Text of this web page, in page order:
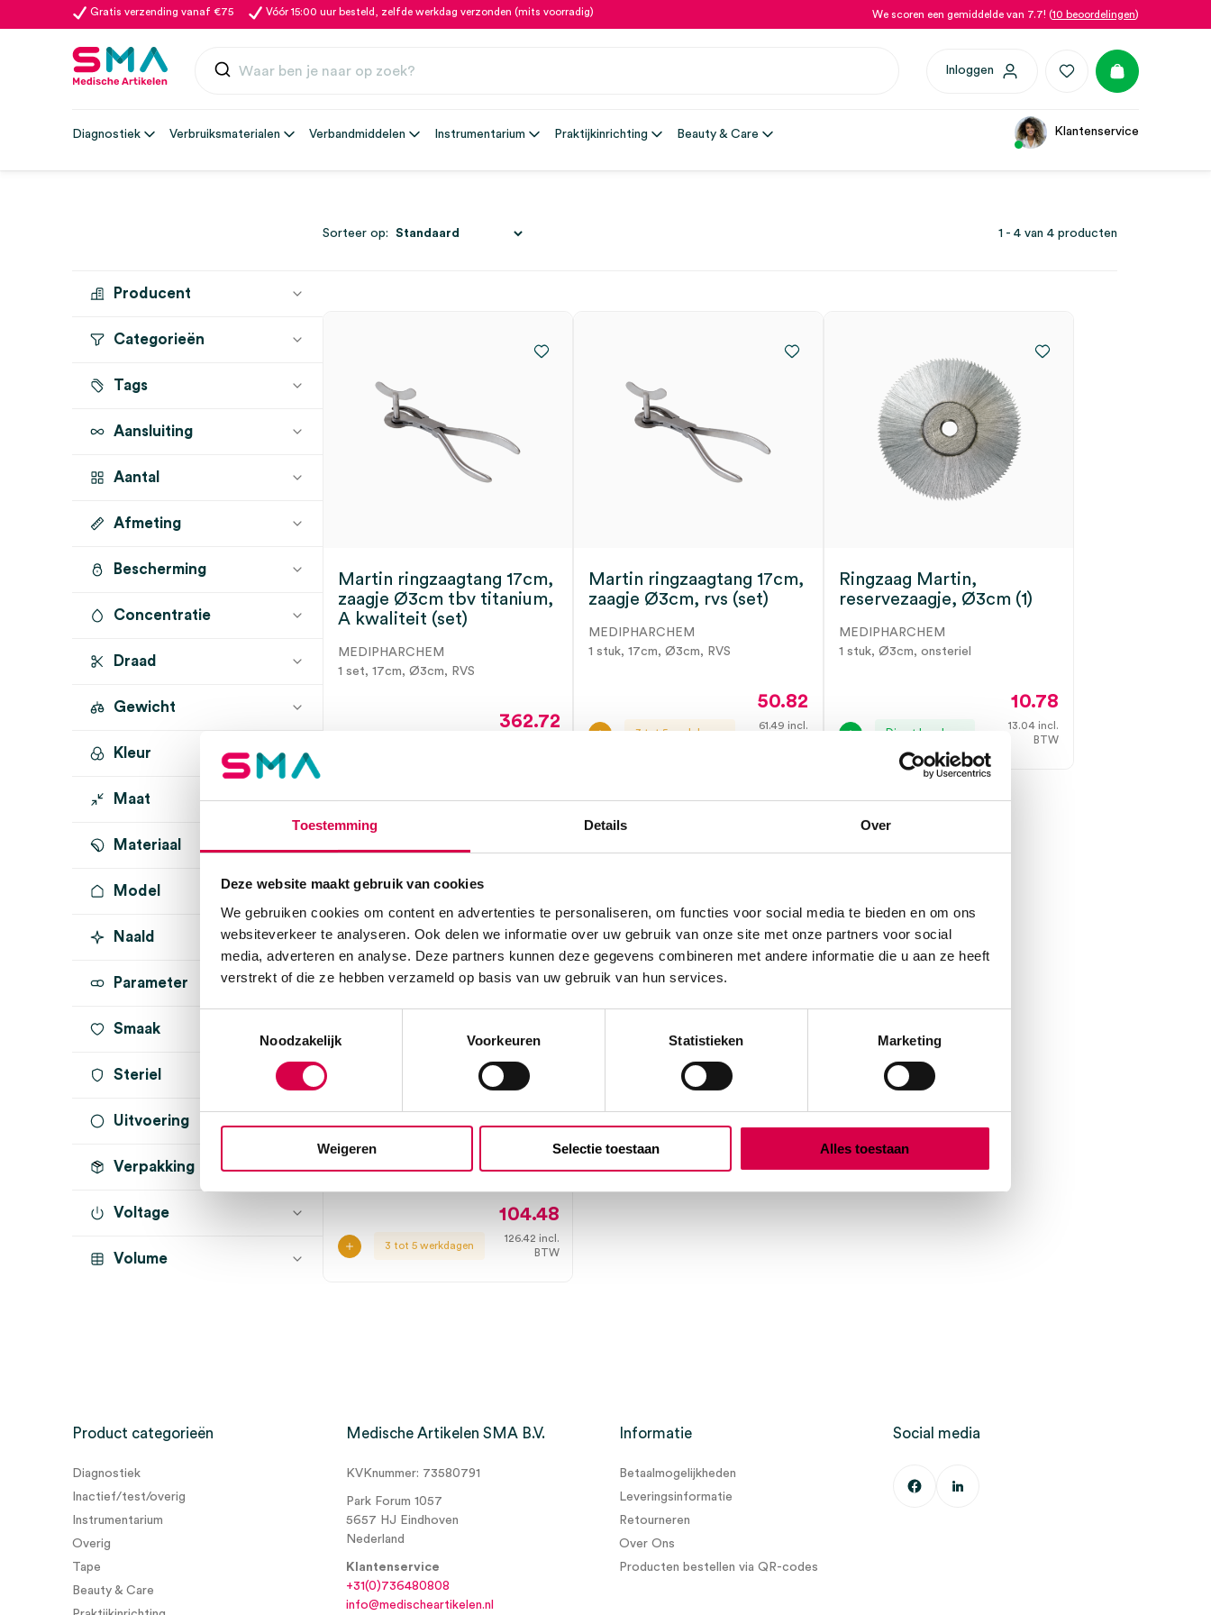
Toestemming Details Over
Deze website maakt gebruik van cookies
We gebruiken cookies om content en advertenties te personaliseren, om functies voor social media te bieden en om ons
websiteverkeer te analyseren. Ook delen we informatie over uw gebruik van onze site met onze partners voor social
media, adverteren en analyse. Deze partners kunnen deze gegevens combineren met andere informatie die u aan ze heeft
verstrekt of die ze hebben verzameld op basis van uw gebruik van hun services.
Noodzakelijk
Voorkeuren Statistieken Marketing
Weigeren Selectie toestaan Alles toestaan
Gratis verzending vanaf €75 Vóór 15:00 uur besteld, zelfde werkdag verzonden (mits voorradig) We scoren een gemiddelde van 7.7! (10 beoordelingen)
Inloggen
Diagnostiek Verbruiksmaterialen Verbandmiddelen Instrumentarium Praktijkinrichting Beauty & Care Klantenservice
Producent
MEDIPHARCHEM (4)
Categorieën
Tangen (4)
Tags
Aansluiting
Aantal
1 stuk (3)
Afmeting
Ø3cm (4)
Bescherming
Concentratie
Draad
Gewicht
Kleur
Maat
Materiaal
RVS (2)
Model
Naald
Parameter
Smaak
Steriel
onsteriel (4)
Uitvoering
A-kwaliteit (1)
Verpakking
Voltage
Volume
1 - 4 van 4 producten
Sorteer op:
Martin ringzaagtang 17cm,
zaagje Ø3cm tbv titanium,
A kwaliteit (set)
MEDIPHARCHEM
1 set, 17cm, Ø3cm, RVS
362.72
Martin ringzaagtang 17cm,
zaagje Ø3cm, rvs (set)
MEDIPHARCHEM
1 stuk, 17cm, Ø3cm, RVS
3 tot 5 werkdagen
50.82
61.49 incl.
Ringzaag Martin,
reservezaagje, Ø3cm (1)
MEDIPHARCHEM
1 stuk, Ø3cm, onsteriel
Direct leverbaar
10.78
13.04 incl.
BTW
reservezaagje, Ø3cm tbv
titanium, A kwaliteit (1)
MEDIPHARCHEM
3 tot 5 werkdagen
104.48
126.42 incl.
BTW
Product categorieën
Diagnostiek
Inactief/test/overig
Instrumentarium
Overig
Tape
Beauty & Care
Medische Artikelen SMA B.V.
KVKnummer: 73580791
Park Forum 1057
5657 HJ Eindhoven
Nederland
Klantenservice
+31(0)736480808
info@medischeartikelen.nl
Informatie
Betaalmogelijkheden
Leveringsinformatie
Retourneren
Over Ons
Producten bestellen via QR-codes
Social media